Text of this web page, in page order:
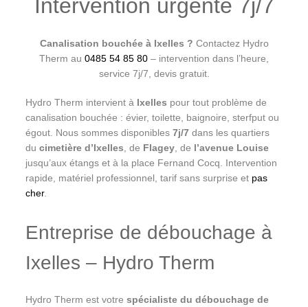
Intervention urgente 7j/7
Canalisation bouchée à Ixelles ? Contactez Hydro
Therm au 0485 54 85 80 – intervention dans l’heure,
service 7j/7, devis gratuit.
Hydro Therm intervient à Ixelles pour tout problème de
canalisation bouchée : évier, toilette, baignoire, sterfput ou
égout. Nous sommes disponibles7j/7 dans les quartiers
ducimetière d’Ixelles , de Flagey , de l’avenue Louise
jusqu’aux étangs et à la place Fernand Cocq. Intervention
rapide, matériel professionnel, tarif sans surprise et pas
cher.
Entreprise de débouchage à
Ixelles – Hydro Therm
Hydro Therm est votrespécialiste du débouchage de